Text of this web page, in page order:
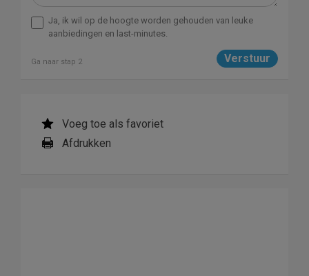
Ja, ik wil op de hoogte worden gehouden van leuke
aanbiedingen en last-minutes.
Ga naar stap 2
Voeg toe als favoriet
Afdrukken